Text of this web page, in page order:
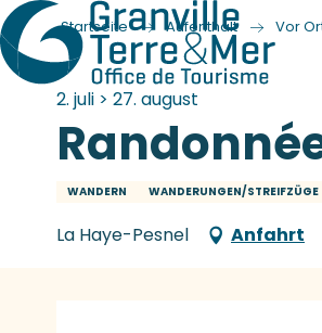
Startseite Aufenthalt Vor
2. juli > 27. august
WANDERN WANDERUNGEN/STREIFZÜGE
La Haye-Pesnel Anfahrt